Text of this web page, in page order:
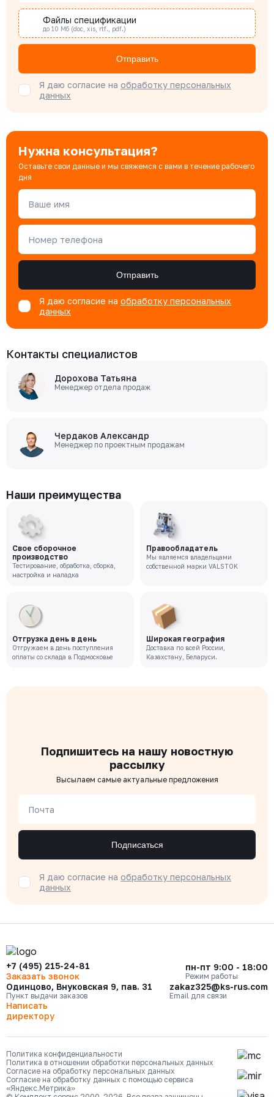
МВ РВ 015
Диаметр номинальный
ДУ 15
Наличие
Нет 509 ₽ Под заказ
Бондарюк Евгения
Специалист отдела продаж
Файлы спецификации
до 10 Мб (doc, xis, rtf., pdf.)
Отправить
Я даю согласие на обработку персональных
данных
Нужна консультация?
Оставьте свои данные и мы свяжемся с вами в течение рабочего
дня
Ваше имя
Номер телефона
Отправить
Я даю согласие на обработку персональных
данных
Контакты специалистов
Дорохова Татьяна
Менеджер отдела продаж
Чердаков Александр
Менеджер по проектным продажам
Наши преимущества
Свое сборочное
производство
Тестирование, обработка, сборка,
настройка и наладка
Правообладатель
Мы являемся владельцами
собственной марки VALSTOK
Отгрузка день в день
Отгружаем в день поступления
оплаты со склада в Подмосковье
Широкая география
Доставка по всей России,
Казахстану, Беларуси.
Подпишитесь на нашу новостную
рассылку
Высылаем самые актуальные предложения
Почта
Подписаться
Я даю согласие на обработку персональных
данных
+7 (495) 215-24-81
Заказать звонок
пн-пт 9:00 - 18:00
Режим работы
Одинцово, Внуковская 9, пав. 31
Пункт выдачи заказов
zakaz325@ks-rus.com
Email для связи
Написать
директору
Политика конфиденциальности
Политика в отношении обработки персональных данных
Согласие на обработку персональных данных
Согласие на обработку данных с помощью сервиса
«Яндекс.Метрика»